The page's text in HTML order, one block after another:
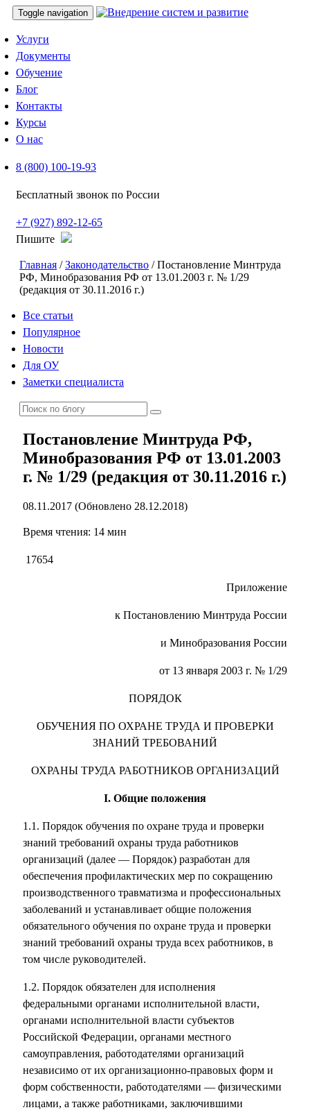
Toggle navigation
Услуги
Документы
Обучение
Блог
Контакты
Курсы
О нас
8 (800) 100-19-93
Бесплатный звонок по России
+7 (927) 892-12-65
Пишите
Главная /Законодательство / Постановление Минтруда
РФ, Минобразования РФ от 13.01.2003 г. № 1/29
(редакция от 30.11.2016 г.)
Все статьи
Популярное
Новости
Для ОУ
Заметки специалиста
Постановление Минтруда РФ,
Минобразования РФ от 13.01.2003
г. № 1/29 (редакция от 30.11.2016 г.)
08.11.2017 (Обновлено 28.12.2018)
Время чтения: 14 мин
17654
Приложение
к Постановлению Минтруда России
и Минобразования России
от 13 января 2003 г. № 1/29
ПОРЯДОК
ОБУЧЕНИЯ ПО ОХРАНЕ ТРУДА И ПРОВЕРКИ
ЗНАНИЙ ТРЕБОВАНИЙ
ОХРАНЫ ТРУДА РАБОТНИКОВ ОРГАНИЗАЦИЙ
I. Общие положения
1.1. Порядок обучения по охране труда и проверки
знаний требований охраны труда работников
организаций (далее — Порядок) разработан для
обеспечения профилактических мер по сокращению
производственного травматизма и профессиональных
заболеваний и устанавливает общие положения
обязательного обучения по охране труда и проверки
знаний требований охраны труда всех работников, в
том числе руководителей.
1.2. Порядок обязателен для исполнения
федеральными органами исполнительной власти,
органами исполнительной власти субъектов
Российской Федерации, органами местного
самоуправления, работодателями организаций
независимо от их организационно-правовых форм и
форм собственности, работодателями — физическими
лицами, а также работниками, заключившими